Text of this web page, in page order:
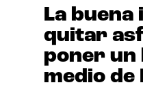
La buena
quitar
poner un
medio de